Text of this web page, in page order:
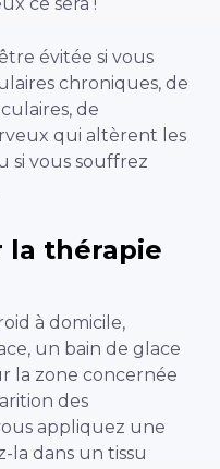
évitée si vous
chroniques, de
de
qui altèrent les
si vous souffrez
la thérapie
à domicile,
un bain de glace
la zone concernée
des
appliquez une
la dans un tissu